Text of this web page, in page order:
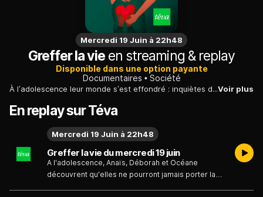
Mercredi 19 Juin à 22h48
Greffer la vieen streaming & replay
Disponible dans une option payante
Documentaires
Société
À l’adolescence leur monde s’est effondré : inquiètes de ne pas avoir leurs règles, elles découvrent qu’elles ne pourront jamais porter la vie. Comme une femme sur 4 500, Anaïs, Déborah et Océane sont atteintes du syndrome MRKH. Nées sans utérus, toute grossesse leur est impossible. Elles ont dû affronter ce terrible deuil, chacune à sa manière, mais un espoir fou leur a permis d’espérer l’impossible : la greffe d’utérus. Jusqu’où irions-nous pour porter la vie ? Pourquoi donner son utérus ? Que cherche-t-on à réparer ? Comment un tel exploit médical est-il possible ? Un film de femmes, de maternité, de science et de miracle.Voir plus
En replay sur Téva
Greffer la vie du mercredi 19 juin
A l'adolescence, Anaïs, Déborah et Océane
découvrent qu'elles ne pourront jamais porter la
Mercredi 19 Juin à 22h48